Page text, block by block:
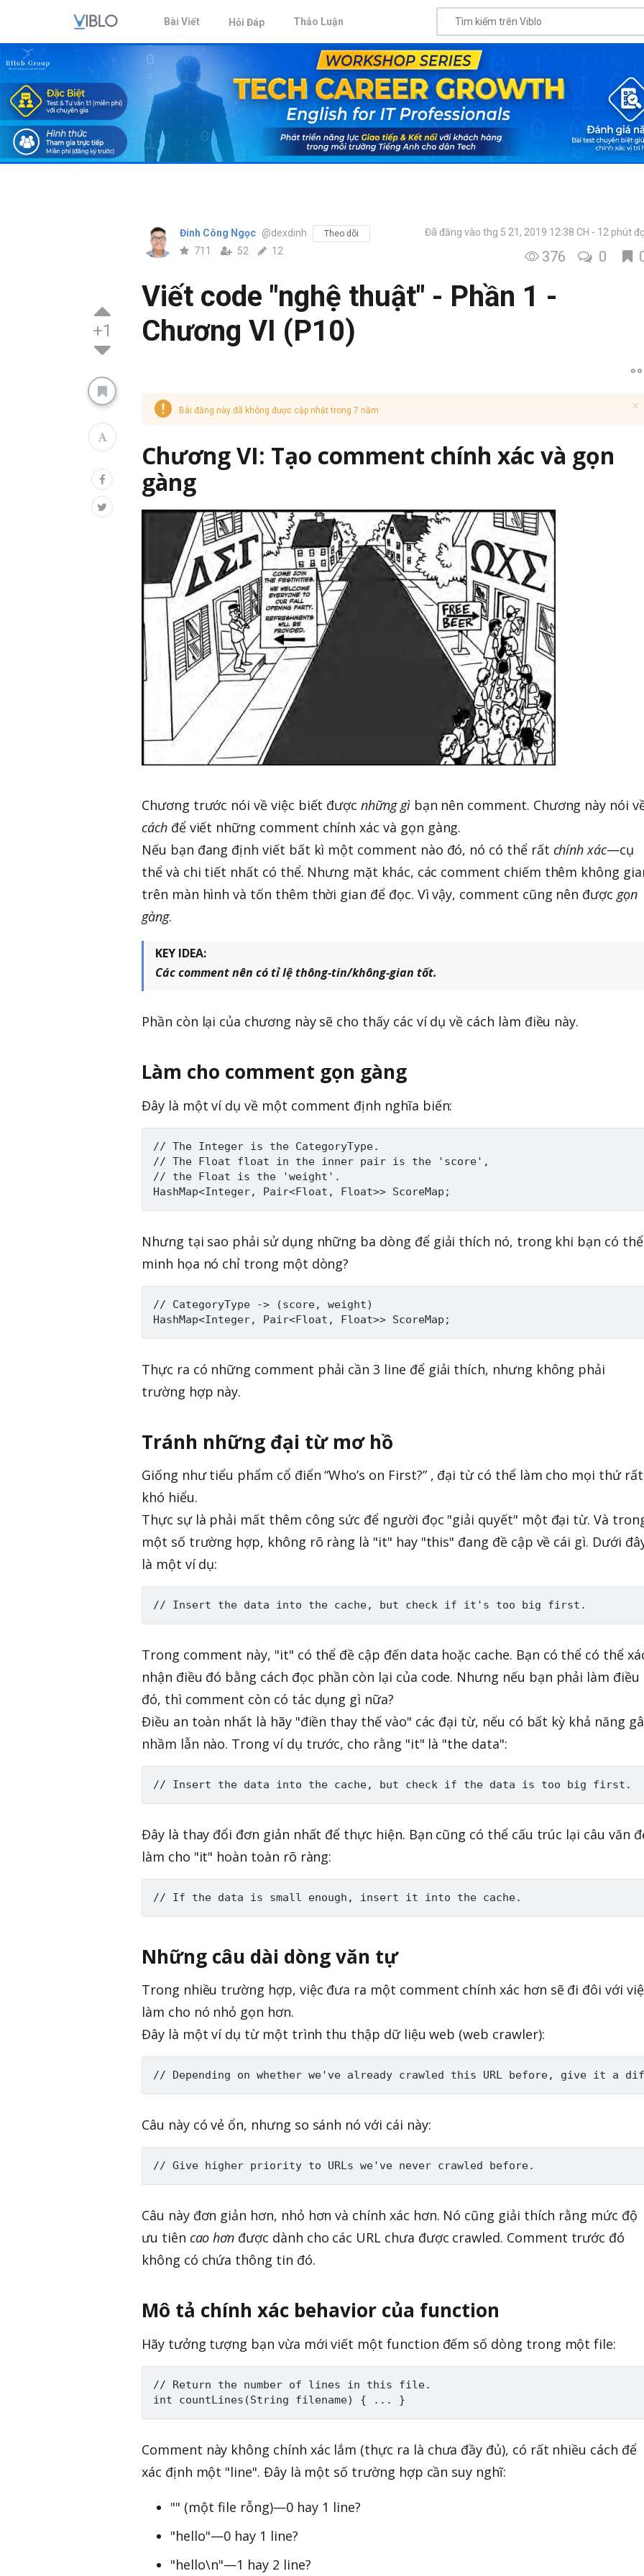
Bài Viết Hỏi Đáp Thảo Luận
+1
Đinh Công Ngọc @dexdinh Theo dõi
711 52 12
Đã đăng vào thg 5 21, 2019 12:38 CH 12 phút
376 0
Viết code "nghệ thuật" - Phần 1 -
Chương VI (P10)
Bài đăng này đã không được cập nhật trong 7 năm
Chương VI: Tạo comment chính xác và gọn
gàng
Chương trước nói về việc biết đượcnhững gìbạn nên comment. Chương này nói
cáchđể viết những comment chính xác và gọn gàng.
Nếu bạn đang định viết bất kì một comment nào đó, nó có thể rất chính xác—cụ
thể và chi tiết nhất có thể. Nhưng mặt khác, các comment chiếm thêm không
trên màn hình và tốn thêm thời gian để đọc. Vì vậy, comment cũng nên đượcgọn
gàng.
KEY IDEA:
Các comment nên có tỉ lệ thông-tin/không-gian tốt.
Phần còn lại của chương này sẽ cho thấy các ví dụ về cách làm điều này.
Làm cho comment gọn gàng
Đây là một ví dụ về một comment định nghĩa biến:
// The Integer is the CategoryType.
// The Float float in the inner pair is the 'score',
// the Float is the 'weight'.
Nhưng tại sao phải sử dụng những ba dòng để giải thích nó, trong khi bạn có thể
minh họa nó chỉ trong một dòng?
// CategoryType -> (score, weight)
Thực ra có những comment phải cần 3 line để giải thích, nhưng không phải
trường hợp này.
Tránh những đại từ mơ hồ
Giống như tiểu phẩm cổ điển “Who’s on First?” , đại từ có thể làm cho mọi thứ rất
khó hiểu.
Thực sự là phải mất thêm công sức để người đọc "giải quyết" một đại từ. Và
một số trường hợp, không rõ ràng là "it" hay "this" đang đề cập về cái gì. Dưới
là một ví dụ:
Trong comment này, "it" có thể đề cập đến data hoặc cache. Bạn có thể có thể
nhận điều đó bằng cách đọc phần còn lại của code. Nhưng nếu bạn phải làm điều
đó, thì comment còn có tác dụng gì nữa?
Điều an toàn nhất là hãy "điền thay thế vào" các đại từ, nếu có bất kỳ khả năng
nhầm lẫn nào. Trong ví dụ trước, cho rằng "it" là "the data":
Đây là thay đổi đơn giản nhất để thực hiện. Bạn cũng có thể cấu trúc lại câu văn
làm cho "it" hoàn toàn rõ ràng:
Những câu dài dòng văn tự
Trong nhiều trường hợp, việc đưa ra một comment chính xác hơn sẽ đi đôi với
làm cho nó nhỏ gọn hơn.
Đây là một ví dụ từ một trình thu thập dữ liệu web (web crawler):
Câu này có vẻ ổn, nhưng so sánh nó với cái này:
Câu này đơn giản hơn, nhỏ hơn và chính xác hơn. Nó cũng giải thích rằng mức độ
ưu tiên cao hơn được dành cho các URL chưa được crawled. Comment trước đó
không có chứa thông tin đó.
Mô tả chính xác behavior của function
Hãy tưởng tượng bạn vừa mới viết một function đếm số dòng trong một file:
// Return the number of lines in this file.
Comment này không chính xác lắm (thực ra là chưa đầy đủ), có rất nhiều cách để
xác định một "line". Đây là một số trường hợp cần suy nghĩ:
"" (một file rỗng)—0 hay 1 line?
"hello"—0 hay 1 line?
"hello\n"—1 hay 2 line?